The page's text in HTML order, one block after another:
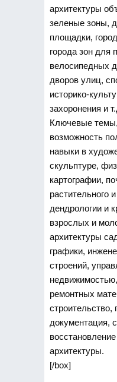
архитектуры
зеленые зоны,
площадки,
города зон для
велосипедных
дворов улиц,
историко-
захоронения и
Ключевые
возможность
навыки в
скульптуре,
картографии,
растительного
дендрологии и
взрослых и
архитектуры
графики,
строений,
ремонтных
строительство,
документация,
архитектуры.
[/box]